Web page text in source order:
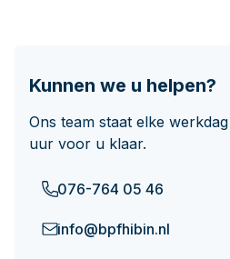
Kunnen we u helpen?
Ons team staat elke
uur voor u klaar.
076-764 05 46
info@bpfhibin.nl